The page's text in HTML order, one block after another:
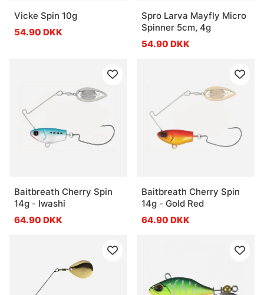
Vicke Spin 10g
54.90 DKK
Spro Larva Mayfly Micro
Spinner 5cm, 4g
54.90 DKK
Baitbreath Cherry Spin
14g - Iwashi
64.90 DKK
Baitbreath Cherry Spin
14g - Gold Red
64.90 DKK